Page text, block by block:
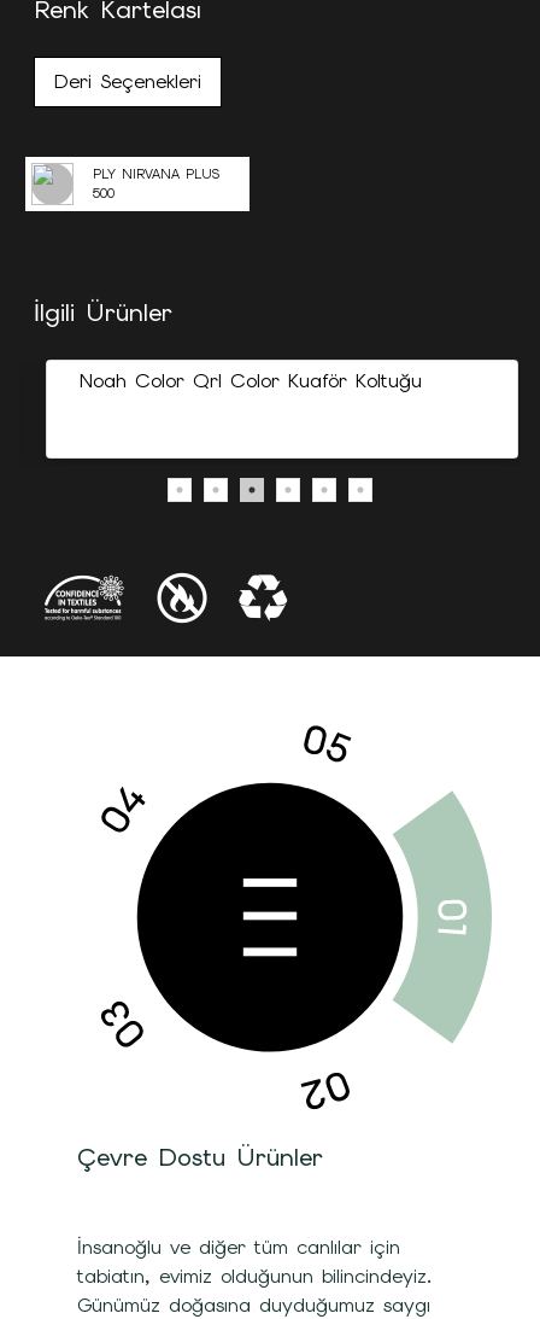
Renk Kartelası
Deri Seçenekleri
PLY NIRVANA PLUS
500
İlgili Ürünler
Noah Color Qrl Color Kuaför Koltuğu
Çevre Dostu Ürünler
İnsanoğlu ve diğer tüm canlılar için
tabiatın, evimiz olduğunun bilincindeyiz.
Günümüz doğasına duyduğumuz saygı